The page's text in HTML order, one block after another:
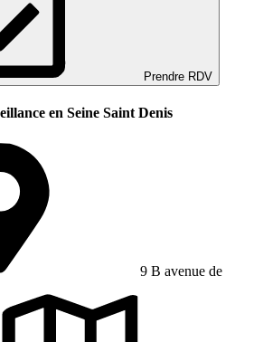
Prendre RDV
en Seine Saint Denis
9 B avenue de